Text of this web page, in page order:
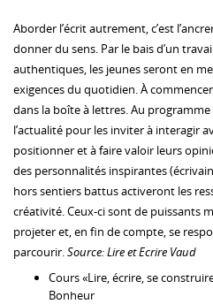
Aborder l’écrit autrement, c’est
donner du sens. Par le bais d’un
authentiques, les jeunes seront en
exigences du quotidien. À
dans la boîte à lettres. Au
l’actualité pour les inviter à interagir
positionner et à faire valoir leurs
des personnalités inspirantes
hors sentiers battus activeront les
créativité. Ceux-ci sont de puissants
projeter et, en fin de compte, se
parcourir.Source: Lire et Ecrire Vaud
Cours «Lire, écrire, se
Bonheur